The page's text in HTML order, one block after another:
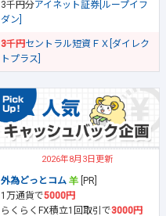
3千円分アイネット証券[ループイフ
ダン]
3千円セントラル短資ＦＸ[ダイレク
トプラス]
2026年8月3日更新
外為どっとコム
[PR]
1万通貨で5000円
らくらくFX積立1回取引で3000円